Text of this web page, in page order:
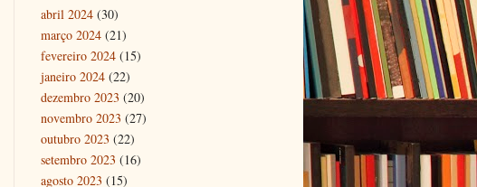
abril 2024 (30)
março 2024 (21)
fevereiro 2024 (15)
janeiro 2024 (22)
dezembro 2023 (20)
novembro 2023 (27)
outubro 2023 (22)
setembro 2023 (16)
agosto 2023 (15)